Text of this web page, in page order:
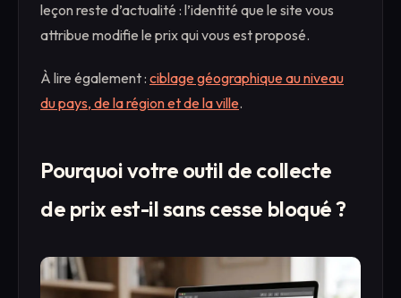
leçon reste d’actualité : l’identité que le site vous
attribue modifie le prix qui vous est proposé.
À lire également : ciblage géographique au niveau
du pays, de la région et de la ville.
Pourquoi votre outil de collecte
de prix est-il sans cesse bloqué ?